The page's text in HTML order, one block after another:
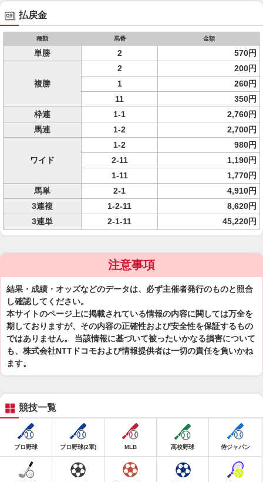
払戻金
種類 馬番 金額
単勝 2 570円
複勝
2
200円
1
260円
11
350円
枠連
1-1
2,760円
馬連
1-2 2,700円
ワイド
1-2
980円
2-11
1,190円
1-11
1,770円
馬単
2-1
4,910円
3連複
1-2-11
8,620円
3連単
2-1-11 45,220円
注意事項
結果・成績・オッズなどのデータは、必ず主催者発行のものと照合
し確認してください。
本サイトのページ上に掲載されている情報の内容に関しては万全を
期しておりますが、その内容の正確性および安全性を保証するもの
ではありません。 当該情報に基づいて被ったいかなる損害について
も、株式会社NTTドコモおよび情報提供者は一切の責任を負いかね
ます。
競技一覧
プロ野球 プロ野球(2軍) MLB 高校野球 侍ジャパン